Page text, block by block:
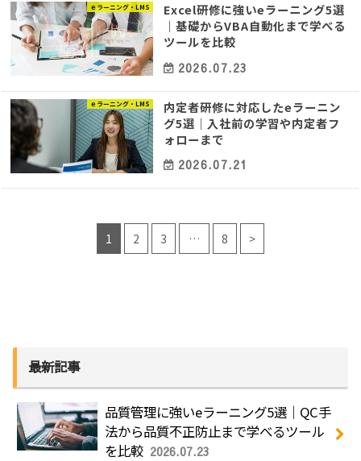
ｅラーニング・LMS
Excel研修に強いeラーニング5選
｜基礎からVBA自動化まで学べる
ツールを比較
2026.07.23
ｅラーニング・LMS
内定者研修に対応したeラーニン
グ5選｜入社前の学習や内定者フ
ォローまで
2026.07.21
1 2 3 … 8 >
最新記事
品質管理に強いeラーニング5選｜QC手
法から品質不正防止まで学べるツール
を比較 2026.07.23